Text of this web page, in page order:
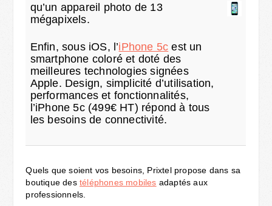
qu’un appareil photo de 13
mégapixels.
Enfin, sous iOS, l’iPhone 5c est un
smartphone coloré et doté des
meilleures technologies signées
Apple. Design, simplicité d’utilisation,
performances et fonctionnalités,
l’iPhone 5c (499€ HT) répond à tous
les besoins de connectivité.
Quels que soient vos besoins, Prixtel propose dans sa
boutique destéléphones mobiles adaptés aux
professionnels.